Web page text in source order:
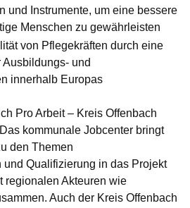
und Instrumente, um eine bessere
Menschen zu gewährleisten
von Pflegekräften durch eine
und
innerhalb Europas
Pro Arbeit – Kreis Offenbach
kommunale Jobcenter bringt
den Themen
und Qualifizierung in das Projekt
regionalen Akteuren wie
Auch der Kreis Offenbach